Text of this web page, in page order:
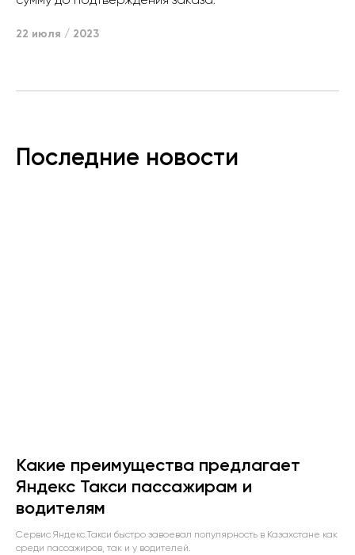
22 июля / 2023
Последние новости
Какие преимущества предлагает
Яндекс Такси пассажирам и
водителям
Сервис Яндекс.Такси быстро завоевал популярность в Казахстане как
среди пассажиров, так и у водителей.